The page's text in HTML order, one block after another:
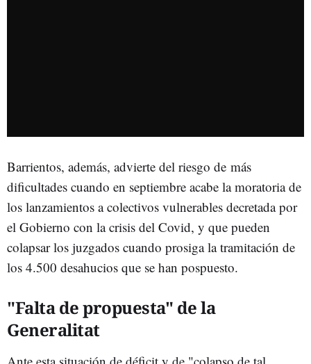
Barrientos, además, advierte del riesgo de más
dificultades cuando en septiembre acabe la moratoria de
los lanzamientos a colectivos vulnerables decretada por
el Gobierno con la crisis del Covid, y que pueden
colapsar los juzgados cuando prosiga la tramitación de
los 4.500 desahucios que se han pospuesto.
"Falta de propuesta" de la
Generalitat